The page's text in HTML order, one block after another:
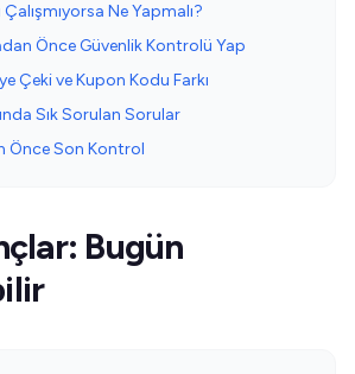
Ne Yapmalı?
Önce Güvenlik Kontrolü Yap
Çeki ve Kupon Kodu Farkı
Sık Sorulan Sorular
Önce Son Kontrol
Bugün